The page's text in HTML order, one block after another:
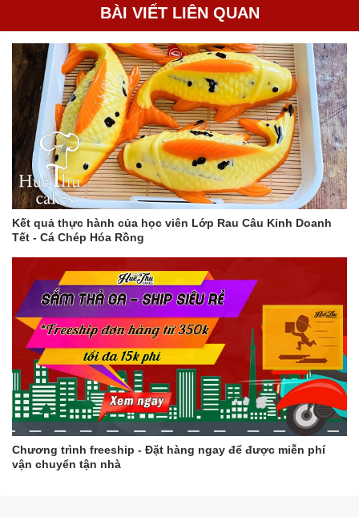
BÀI VIẾT LIÊN QUAN
Kết quả thực hành của học viên Lớp Rau Câu Kinh Doanh
Tết - Cá Chép Hóa Rồng
Chương trình freeship - Đặt hàng ngay để được miễn phí
vận chuyển tận nhà